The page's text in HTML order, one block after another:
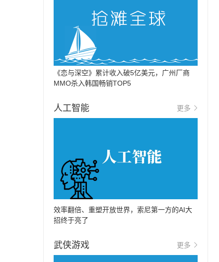
《恋与深空》累计收入破5亿美元，广州厂商
MMO杀入韩国畅销TOP5
人工智能 更多
效率翻倍、重塑开放世界，索尼第一方的AI大
招终于亮了
武侠游戏 更多